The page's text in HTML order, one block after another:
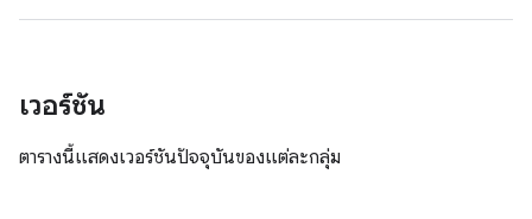
เวอร์ชัน
ตารางนี้แสดงเวอร์ชันปัจจุบันของแต่ละกลุ่ม